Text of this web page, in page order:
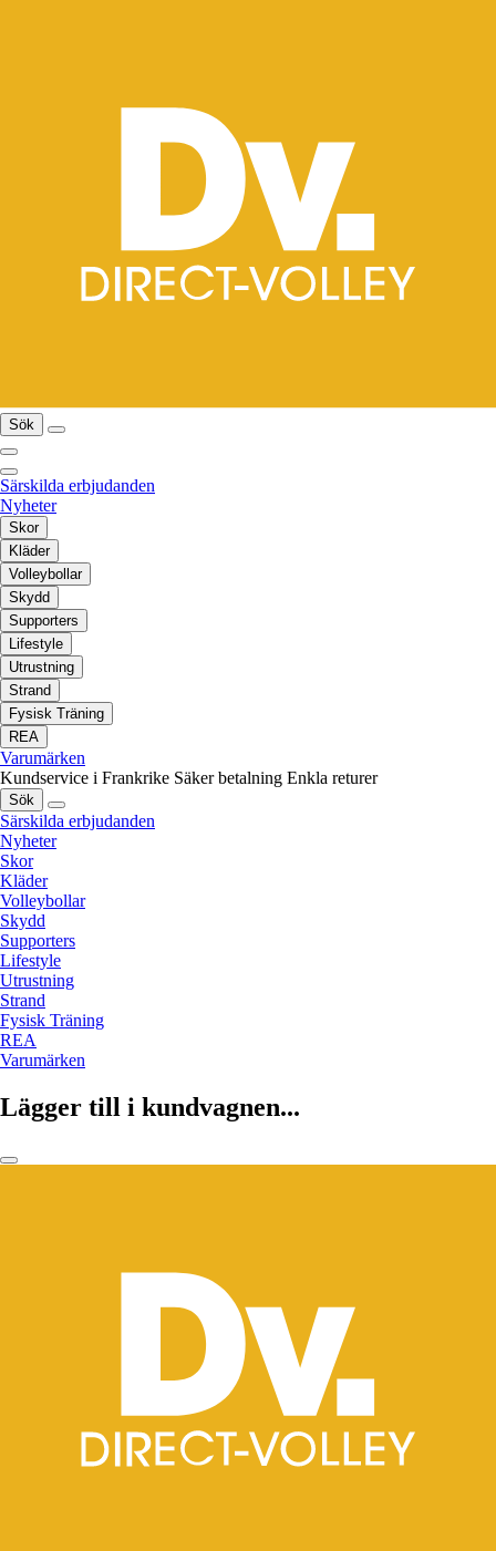
Sök
Särskilda erbjudanden
Nyheter
Skor
Kläder
Volleybollar
Skydd
Supporters
Lifestyle
Utrustning
Strand
Fysisk Träning
REA
Varumärken
Kundservice i Frankrike Säker betalning Enkla returer
Sök
Särskilda erbjudanden
Nyheter
Skor
Kläder
Volleybollar
Skydd
Supporters
Lifestyle
Utrustning
Strand
Fysisk Träning
REA
Varumärken
Lägger till i kundvagnen...